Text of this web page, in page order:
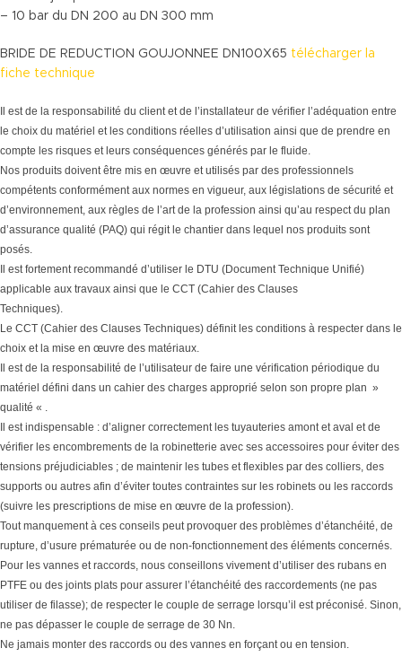
– 10 bar du DN 200 au DN 300 mm
BRIDE DE REDUCTION GOUJONNEE DN100X65 télécharger la
fiche technique
Il est de la responsabilité du client et de l’installateur de vérifier l’adéquation entre
le choix du matériel et les conditions réelles d’utilisation ainsi que de prendre en
compte les risques et leurs conséquences générés par le fluide.
Nos produits doivent être mis en œuvre et utilisés par des professionnels
compétents conformément aux normes en vigueur, aux législations de sécurité et
d’environnement, aux règles de l’art de la profession ainsi qu’au respect du plan
d’assurance qualité (PAQ) qui régit le chantier dans lequel nos produits sont
posés.
Il est fortement recommandé d’utiliser le DTU (Document Technique Unifié)
applicable aux travaux ainsi que le CCT (Cahier des Clauses
Techniques).
Le CCT (Cahier des Clauses Techniques) définit les conditions à respecter dans le
choix et la mise en œuvre des matériaux.
Il est de la responsabilité de l’utilisateur de faire une vérification périodique du
matériel défini dans un cahier des charges approprié selon son propre plan »
qualité « .
Il est indispensable : d’aligner correctement les tuyauteries amont et aval et de
vérifier les encombrements de la robinetterie avec ses accessoires pour éviter des
tensions préjudiciables ; de maintenir les tubes et flexibles par des colliers, des
supports ou autres afin d’éviter toutes contraintes sur les robinets ou les raccords
(suivre les prescriptions de mise en œuvre de la profession).
Tout manquement à ces conseils peut provoquer des problèmes d’étanchéité, de
rupture, d’usure prématurée ou de non-fonctionnement des éléments concernés.
Pour les vannes et raccords, nous conseillons vivement d’utiliser des rubans en
PTFE ou des joints plats pour assurer l’étanchéité des raccordements (ne pas
utiliser de filasse); de respecter le couple de serrage lorsqu’il est préconisé. Sinon,
ne pas dépasser le couple de serrage de 30 Nn.
Ne jamais monter des raccords ou des vannes en forçant ou en tension.